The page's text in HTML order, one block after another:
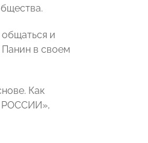
и
Панин в своем
Как
РОССИИ»,